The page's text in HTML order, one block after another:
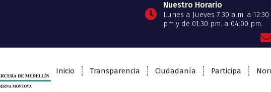
Nuestro Horario
Lunes a Jueves 7:30 a.m. a
pm y de 01:30 pm. a 04:00 pm.
Inicio Transparencia Ciudadanía Participa